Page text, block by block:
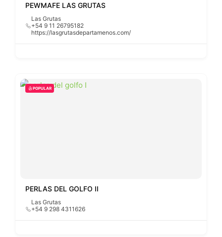
PEWMAFE LAS GRUTAS
Las Grutas
+54 9 11 26795182
https://lasgrutasdepartamenos.com/
POPULAR
PERLAS DEL GOLFO II
Las Grutas
+54 9 298 4311626